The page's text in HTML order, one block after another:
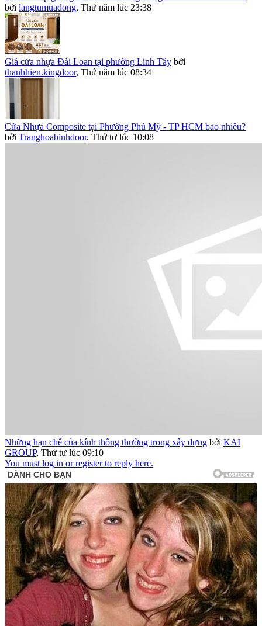
bởi langtumuadong, Thứ năm lúc 23:38
Giá cửa nhựa Đài Loan tại phường Linh Tây bởi
thanhhien.kingdoor, Thứ năm lúc 08:34
Cửa Nhựa Composite tại Phường Phú Mỹ - TP HCM bao nhiêu?
bởi Tranghoabinhdoor, Thứ tư lúc 10:08
Những hạn chế của kính thông thường trong xây dựng bởi KAI
GROUP, Thứ tư lúc 09:10
You must log in or register to reply here.